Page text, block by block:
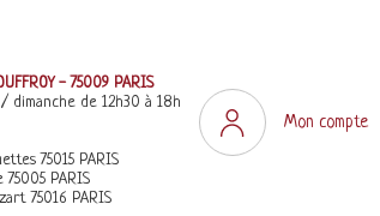
- 75009 PARIS
dimanche de 12h30 à 18h
75015 PARIS
75005 PARIS
75016 PARIS
Mon compte